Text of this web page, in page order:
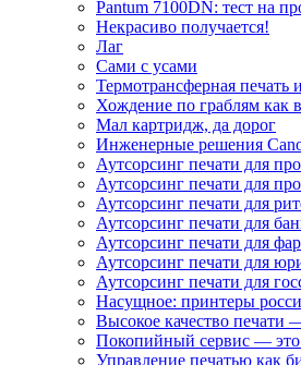
Pantum 7100DN: тест на
Некрасиво получается!
Лаг
Сами с усами
Термотрансферная печать
Хождение по граблям как
Мал картридж, да дорог
Инженерные решения
Аутсорсинг печати для
Аутсорсинг печати для
Аутсорсинг печати для
Аутсорсинг печати для
Аутсорсинг печати для
Аутсорсинг печати для
Аутсорсинг печати для
Насущное: принтеры
Высокое качество печати
Покопийный сервис — это
Управление печатью как